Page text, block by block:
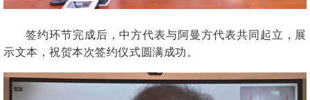
签约环节完成后，中方代表与阿曼方代表共同起立，展
示文本，祝贺本次签约仪式圆满成功。